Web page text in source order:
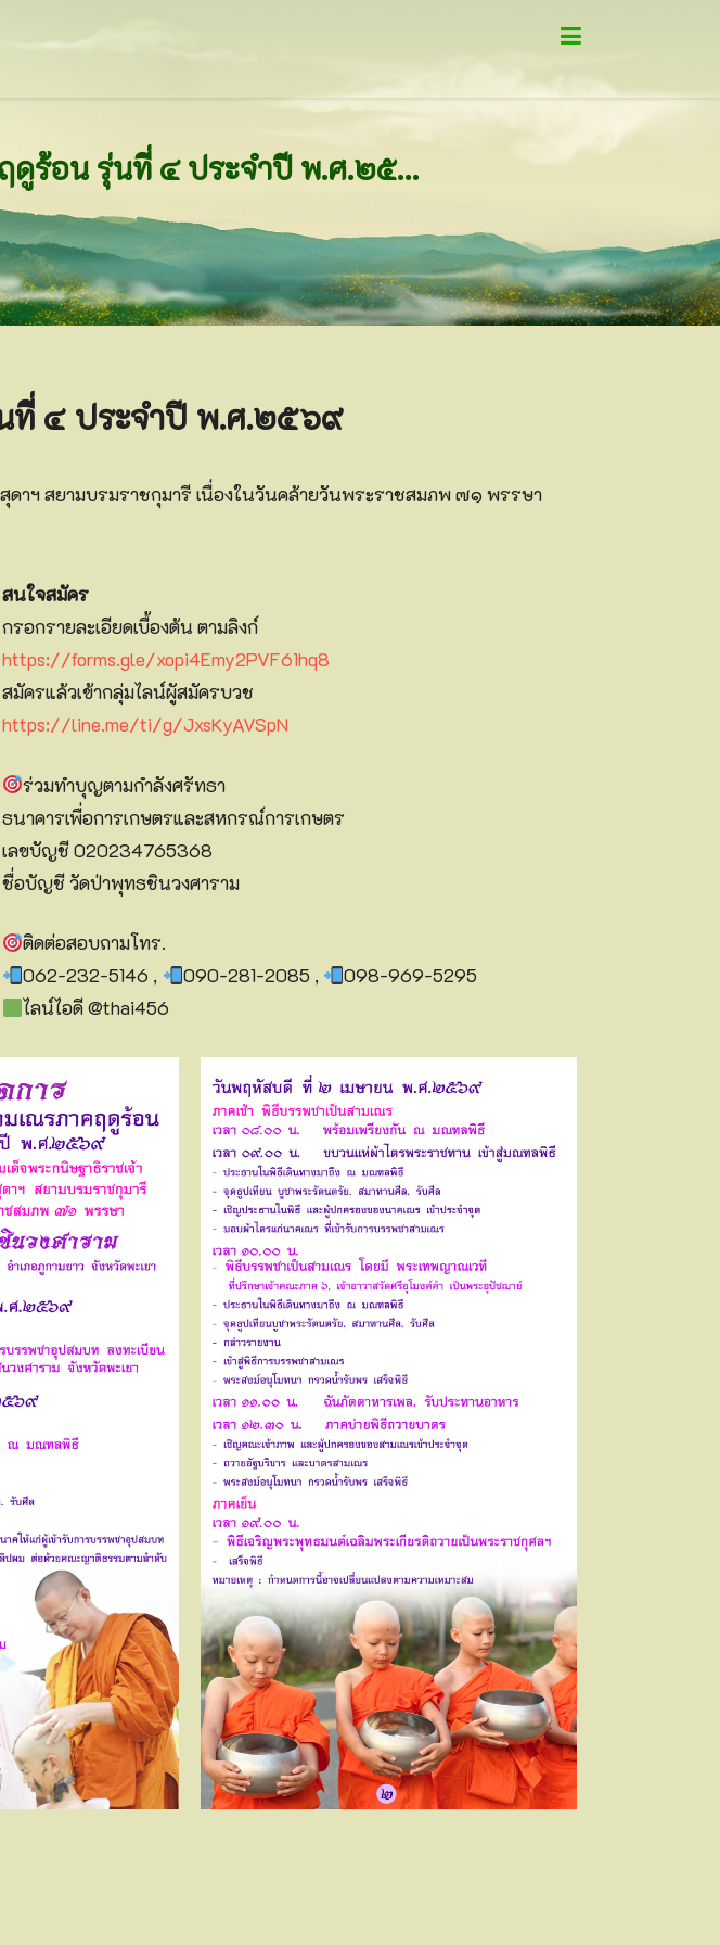
ขอเชิญสมัครบรรพชาสามเณร ภาคฤดูร้อน รุ่นที่ ๔ ประจำปี พ.ศ.๒๕๖๙
ที่ ๔ ประจำปี พ.ศ.๒๕๖๙
ดาฯ สยามบรมราชกุมารี เนื่องในวันคล้ายวันพระราชสมภพ ๗๑ พรรษา
สนใจสมัคร
กรอกรายละเอียดเบื้องต้น ตามลิงก์
https://forms.gle/xopi4Emy2PVF61hq8
สมัครแล้วเข้ากลุ่มไลน์ผูัสมัครบวช
https://line.me/ti/g/JxsKyAVSpN
ร่วมทำบุญตามกำลังศรัทธา
ธนาคารเพื่อการเกษตรและสหกรณ์การเกษตร
เลขบัญชี 020234765368
ชื่อบัญชี วัดป่าพุทธชินวงศาราม
ติดต่อสอบถามโทร.
062-232-5146 ,
090-281-2085 ,
098-969-5295
ไลน์ไอดี @thai456